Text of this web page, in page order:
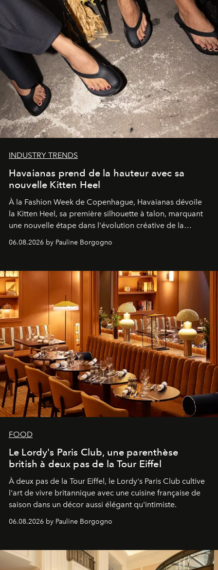
INDUSTRY TRENDS
Havaianas prend de la hauteur avec sa
nouvelle Kitten Heel
À la Fashion Week de Copenhague, Havaianas dévoile
la Kitten Heel, sa première silhouette à talon, marquant
une nouvelle étape dans l'évolution créative de la
06.08.2026 by Pauline Borgogno
FOOD
Le Lordy's Paris Club, une parenthèse
british à deux pas de la Tour Eiffel
À deux pas de la Tour Eiffel, le Lordy's Paris Club cultive
l'art de vivre britannique avec une cuisine française de
saison dans un décor aussi élégant qu'intimiste.
06.08.2026 by Pauline Borgogno